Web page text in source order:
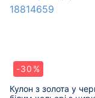
-30%
Кулон з золота у